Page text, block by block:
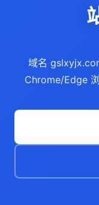
域名
Chrome/Edge